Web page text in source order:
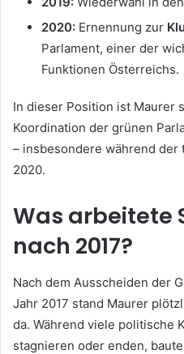
2020: Ernennung zur
Parlament, einer der
Funktionen Österreichs.
In dieser Position ist Maurer
Koordination der grünen
– insbesondere während
2020.
Was arbeitete
nach 2017?
Nach dem Ausscheiden der
Jahr 2017 stand Maurer
da. Während viele politische
stagnieren oder enden,